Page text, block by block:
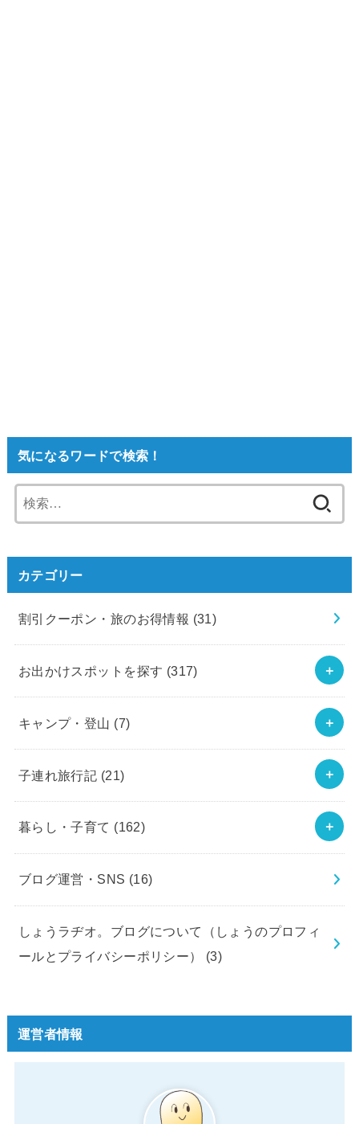
気になるワードで検索！
索:
カテゴリー
割引クーポン・旅のお得情報 (31)
お出かけスポットを探す (317)
キャンプ・登山 (7)
子連れ旅行記 (21)
暮らし・子育て (162)
ブログ運営・SNS (16)
しょうラヂオ。ブログについて（しょうのプロフィ
ールとプライバシーポリシー） (3)
運営者情報